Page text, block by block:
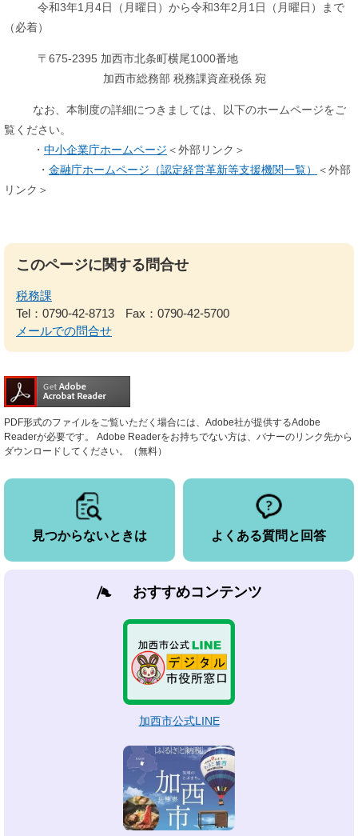
令和3年1月4日（月曜日）から令和3年2月1日（月曜日）まで
（必着）
〒675-2395 加西市北条町横尾1000番地
加西市総務部 税務課資産税係 宛
なお、本制度の詳細につきましては、以下のホームページをご
覧ください。
・ 中小企業庁ホームページ ＜外部リンク＞
・ 金融庁ホームページ（認定経営革新等支援機関一覧）
＜外部
リンク＞
このページに関する問合せ
税務課
Tel：0790-42-8713
Fax：0790-42-5700
メールでの問合せ
PDF形式のファイルをご覧いただく場合には、Adobe社が提供するAdobe
Readerが必要です。
Adobe Readerをお持ちでない方は、バナーのリンク先から
ダウンロードしてください。（無料）
見つからないときは よくある質問と回答
おすすめコンテンツ
加西市公式LINE